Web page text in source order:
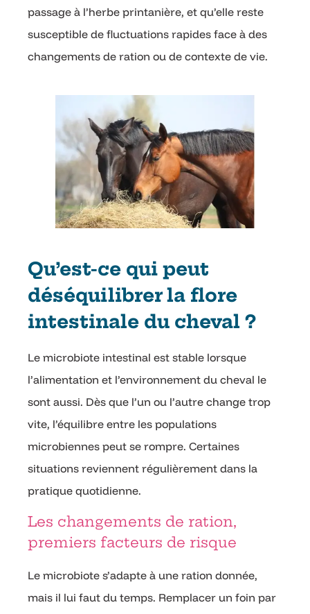
passage à l’herbe printanière, et qu’elle reste
susceptible de fluctuations rapides face à des
changements de ration ou de contexte de vie.
Qu’est-ce qui peut
déséquilibrer la flore
intestinale du cheval ?
Le microbiote intestinal est stable lorsque
l’alimentation et l’environnement du cheval le
sont aussi. Dès que l’un ou l’autre change trop
vite, l’équilibre entre les populations
microbiennes peut se rompre. Certaines
situations reviennent régulièrement dans la
pratique quotidienne.
Les changements de ration,
premiers facteurs de risque
Le microbiote s’adapte à une ration donnée,
mais il lui faut du temps. Remplacer un foin par